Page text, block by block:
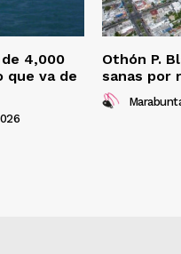
4,000
que va de
Othón P.
sanas por